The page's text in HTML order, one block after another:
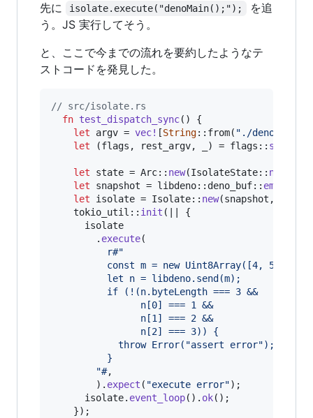
先に
isolate.execute("denoMain();");
を追
う。JS 実行してそう。
と、ここで今までの流れを要約したようなテ
ストコードを発見した。
// src/isolate.rs
fn test_dispatch_sync( )
{
let argv = vec! [String:: from( "./deno"
let
(flags , rest_argv, ) = flags ::
let state = Arc:: new(IsolateState:: new
let snapshot = libdeno:: deno_buf:: empty
let isolate = Isolate:: new(snapshot ,
    tokio_util
:: init (
{
      isolate
. execute(
r#"
          const m = new Uint8Array([4, 5, 6]);
          let n = libdeno.send(m);
          if (!(n.byteLength === 3 &&
                n[0] === 1 &&
                n[1] === 2 &&
                n[2] === 3)) {
            throw Error("assert error");
          }
        "#
,
) . expect ( "execute error") ;
      isolate
. event_loop( ) . ok( ) ;
}) ;